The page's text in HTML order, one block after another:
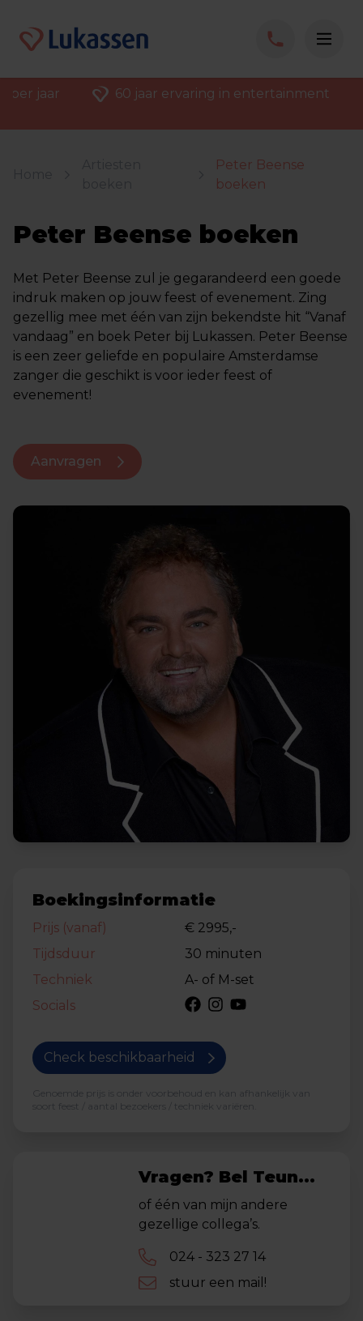
per jaar 60 jaar ervaring in entertainment
Peter Beense
boeken
Peter Beense boeken
Met Peter Beense zul je gegarandeerd een goede
indruk maken op jouw feest of evenement. Zing
gezellig mee met één van zijn bekendste hit “Vanaf
vandaag” en boek Peter bij Lukassen. Peter Beense
is een zeer geliefde en populaire Amsterdamse
zanger die geschikt is voor ieder feest of
evenement!
Aanvragen
Boekingsinformatie
Prijs (vanaf)
€ 2995,-
Tijdsduur
30 minuten
Techniek
A- of M-set
Socials
Check beschikbaarheid
Genoemde prijs is onder voorbehoud en kan afhankelijk van
soort feest / aantal bezoekers / techniek variëren.
Vragen? Bel Teun...
of één van mijn andere
gezellige collega’s.
024 - 323 27 14
stuur een mail!